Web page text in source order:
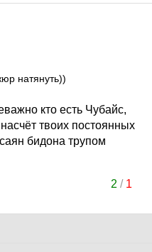
натянуть))
кто есть Чубайс,
твоих постоянных
бидона трупом
2 / 1